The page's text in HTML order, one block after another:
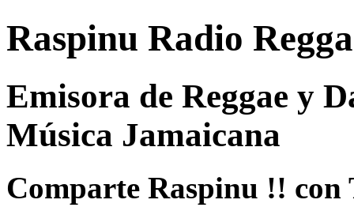
Raspinu Radio
Emisora de Reggae y
Música Jamaicana
Comparte Raspinu !! con